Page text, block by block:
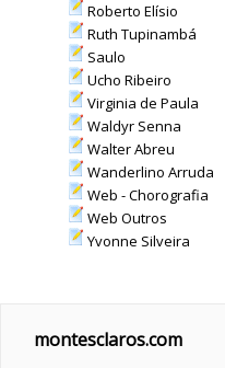
Roberto Elísio
Ruth Tupinambá
Saulo
Ucho Ribeiro
Virginia de Paula
Waldyr Senna
Walter Abreu
Wanderlino Arruda
Web - Chorografia
Web Outros
Yvonne Silveira
montesclaros.com